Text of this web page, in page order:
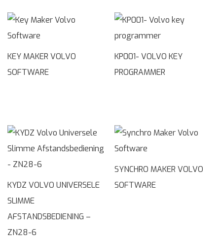
KEY MAKER VOLVO
SOFTWARE
KP001- VOLVO KEY
PROGRAMMER
KYDZ VOLVO UNIVERSELE
SLIMME
AFSTANDSBEDIENING –
ZN28-6
SYNCHRO MAKER VOLVO
SOFTWARE